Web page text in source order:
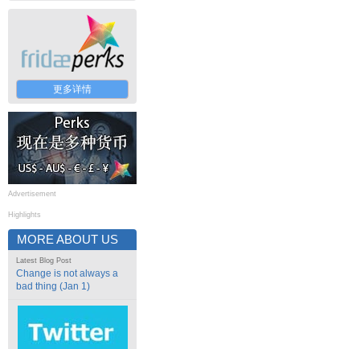
更多详情
Advertisement
Highlights
MORE ABOUT US
Latest Blog Post
Change is not always a
bad thing (Jan 1)